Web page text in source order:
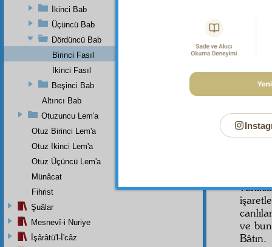
eden
ve
Bâtın.
İkinci Bab
Üçüncü Bab
Dördüncü Bab
Birinci Fasıl
İkinci Fasıl
Beşinci Bab
Altıncı Bab
Otuzuncu Lem'a
Otuz Birinci Lem'a
Otuz İkinci Lem'a
Otuz Üçüncü Lem'a
Münâcat
Fihrist
Şuâlar
Mesnevî-i Nuriye
İşârâtü'l-İ'câz